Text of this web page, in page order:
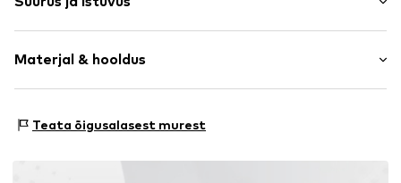
Dressikangas
Kapuutsiga
Soonikkätised
Tõmblukk
Istuvus: Normaalne tegumood
Materjal & hooldus
Teata õigusalasest murest